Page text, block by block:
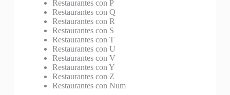
Restaurantes con P
Restaurantes con Q
Restaurantes con R
Restaurantes con S
Restaurantes con T
Restaurantes con U
Restaurantes con V
Restaurantes con Y
Restaurantes con Z
Restaurantes con Num